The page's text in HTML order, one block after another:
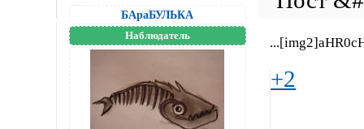
БАраБУЛЬКА
Наблюдатель
+2